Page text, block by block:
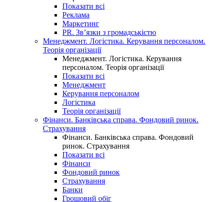
Показати всі
Реклама
Маркетинг
PR. Зв’язки з громадськістю
Менеджмент. Логістика. Керування персоналом.
Теорія організації
Менеджмент. Логістика. Керування
персоналом. Теорія організації
Показати всі
Менеджмент
Керування персоналом
Логістика
Теорія організації
Фінанси. Банківська справа. Фондовий ринок.
Страхування
Фінанси. Банківська справа. Фондовий
ринок. Страхування
Показати всі
Фінанси
Фондовий ринок
Страхування
Банки
Грошовий обіг